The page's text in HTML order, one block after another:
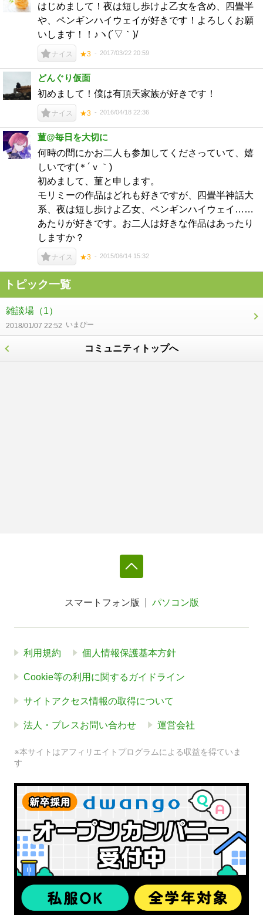
はじめまして！夜は短し歩けよ乙女を含め、四畳半
や、ペンギンハイウェイが好きです！よろしくお願
いします！！♪ヽ(´▽｀)/
ナイス ★3 2017/03/22 20:59
どんぐり仮面
初めまして！僕は有頂天家族が好きです！
ナイス ★3 2016/04/18 22:36
菫@毎日を大切に
何時の間にかお二人も参加してくださっていて、嬉
しいです(＊´ｖ｀)
初めまして、菫と申します。
モリミーの作品はどれも好きですが、四畳半神話大
系、夜は短し歩けよ乙女、ペンギンハイウェイ……
あたりが好きです。お二人は好きな作品はあったり
しますか？
ナイス ★3 2015/06/14 15:32
トピック一覧
雑談場 （1）
2018/01/07 22:52 いまぴー
コミュニティトップへ
スマートフォン版 パソコン版
利用規約 個人情報保護基本方針
Cookie等の利用に関するガイドライン
サイトアクセス情報の取得について
法人・プレスお問い合わせ 運営会社
※本サイトはアフィリエイトプログラムによる収益を得ていま
す